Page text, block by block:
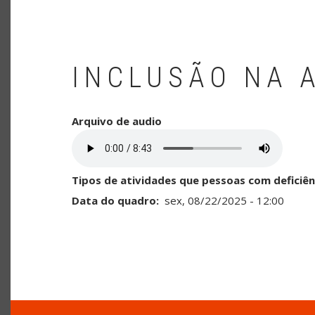
INCLUSÃO NA
Arquivo de audio
Tipos de atividades que pessoas com
Data do quadro
sex, 08/22/2025 - 12:00